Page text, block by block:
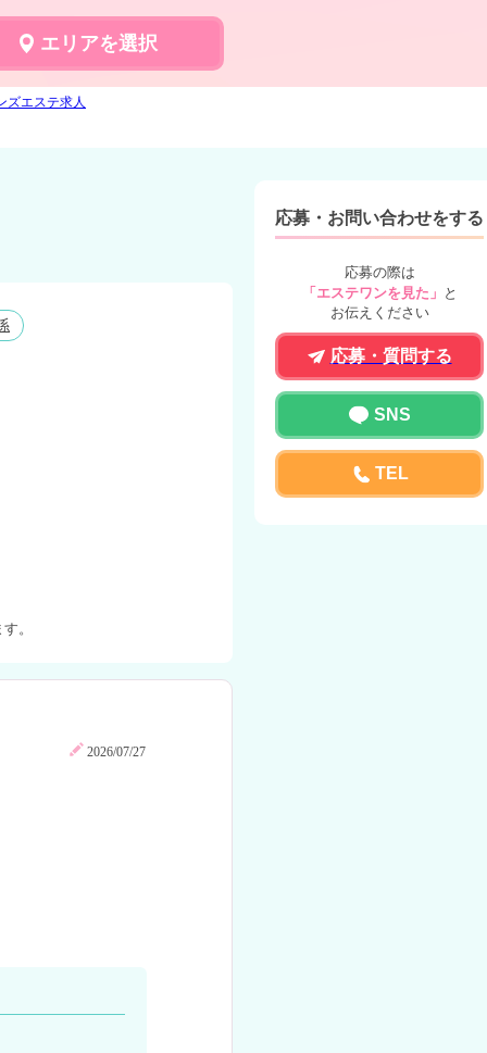
エリアを選択
ズエステ求人
応募・お問い合わせをする
応募の際は
「エステワンを見た」 と
お伝えください
応募・質問する
SNS
TEL
。
2026/07/27